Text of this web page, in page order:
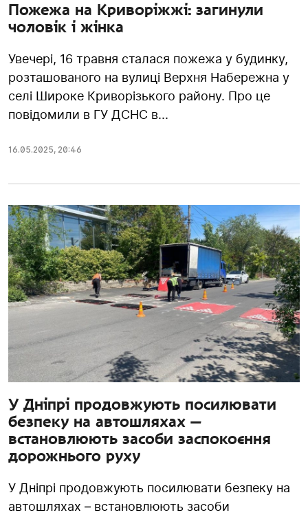
Пожежа на Криворіжжі: загинули
чоловік і жінка
Увечері, 16 травня сталася пожежа у будинку,
розташованого на вулиці Верхня Набережна у
селі Широке Криворізького району. Про це
повідомили в ГУ ДСНС в...
16.05.2025, 20:46
У Дніпрі продовжують посилювати
безпеку на автошляхах —
встановлюють засоби заспокоєння
дорожнього руху
У Дніпрі продовжують посилювати безпеку на
автошляхах – встановлюють засоби